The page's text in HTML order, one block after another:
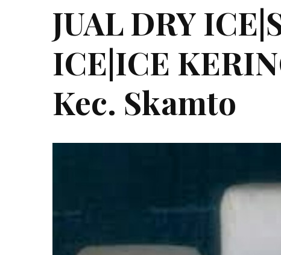
JUAL DRY
ICE|ICE
Kec. Skamto